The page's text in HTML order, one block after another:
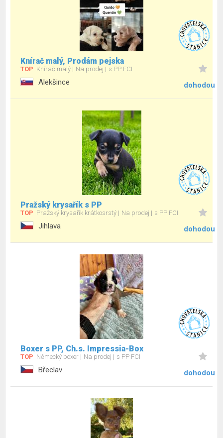
Knírač malý, Prodám pejska
TOP Knírač malý Na prodej s PP FCI
Alekšince dohodou
Pražský krysařík s PP
TOP Pražský krysařík krátkosrstý Na prodej s PP FCI
Jihlava dohodou
Boxer s PP, Ch.s. Impressia-Box
TOP Německý boxer Na prodej s PP FCI
Břeclav dohodou